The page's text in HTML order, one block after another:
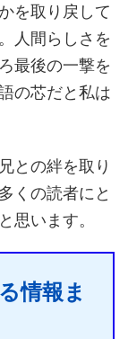
を取り戻して
人間らしさを
最後の一撃を
の芯だと私は
との絆を取り
くの読者にと
思います。
情報ま